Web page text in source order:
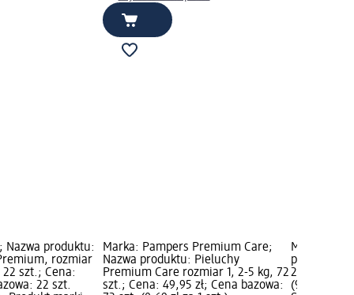
Nazwa produktu:
rozmiar
szt.; Cena:
22 szt.
Marka: Pampers Premium Care;
Nazwa produktu: Pieluchy
Premium Care rozmiar 1, 2-5 kg, 72
szt.; Cena: 49,95 zł; Cena bazowa:
Marka:
produktu:
29,45 zł;
(98,17 zł